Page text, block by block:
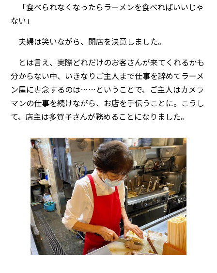
「食べられなくなったらラーメンを食べればいいじゃ
ない」
夫婦は笑いながら、開店を決意しました。
とは言え、実際どれだけのお客さんが来てくれるかも
分からない中、いきなりご主人まで仕事を辞めてラーメ
ン屋に専念するのは……ということで、ご主人はカメラ
マンの仕事を続けながら、お店を手伝うことに。こうし
て、店主は多賀子さんが務めることになりました。